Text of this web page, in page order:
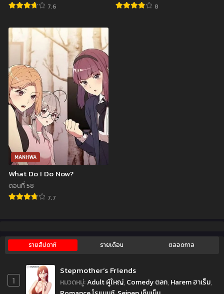
ตอนที่ 57
พฤษภาคม 6, 2023
ตอนที่ 55
เมษายน 28, 2023
ตอนที่ 53
เมษายน 22, 2023
ตอนที่ 51
เมษายน 12, 2023
ตอนที่ 49
เมษายน 12, 2023
ตอนที่ 47
มีนาคม 18, 2023 มีนาคม 14, 2023
ตอนที่ 43
มีนาคม 10, 2023 มีนาคม 9, 2023
7.6 8
MANHWA
What Do I Do Now?
ตอนที่ 58
7.7
รายสัปดาห์ รายเดือน ตลอดกาล
1
Stepmother’s Friends
หมวดหมู่:Adult ผู้ใหญ่, Comedy ตลก, Harem ฮาเร็ม,